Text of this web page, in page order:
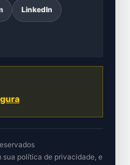
LinkedIn
sua política de privacidade, e